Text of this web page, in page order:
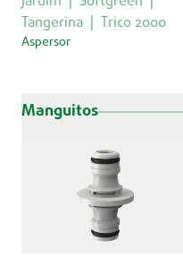
Tangerina
Trico 2000
Aspersor
Manguitos